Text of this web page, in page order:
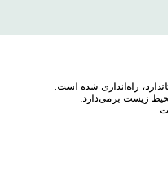
راه‌اندازی شده است.
زیست برمی‌دارد.